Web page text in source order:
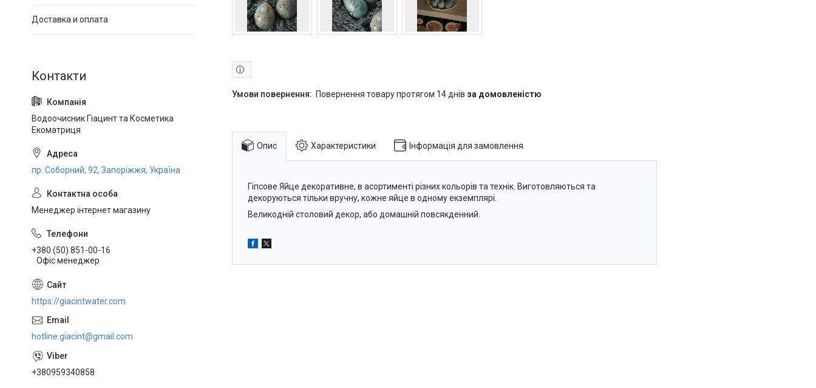
повернення товару протягом 14 днів за домовленістю
Опис Характеристики Інформація для замовлення
Гіпсове Яйце декоративне, в асортименті різних кольорів та технік. Виготовляються та
декоруються тільки вручну, кожне яйце в одному екземплярі.
Великодній столовий декор, або домашній повсякденний.
Доставка и оплата
Водоочисник Гіацинт та Косметика
Екоматриця
пр. Соборний, 92, Запоріжжя, Україна
Менеджер інтернет магазину
+380 (50) 851-00-16
Офіс менеджер
https://giacintwater.com
hotline.giacint@gmail.com
+380959340858